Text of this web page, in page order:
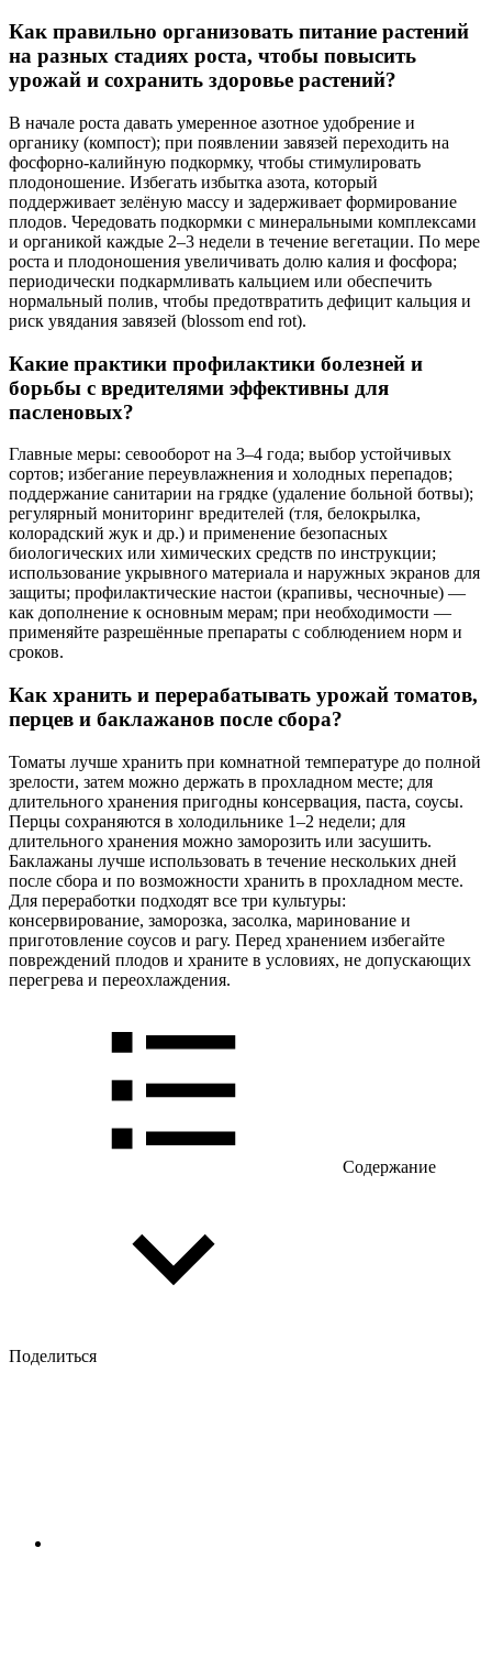
Как правильно организовать питание растений
на разных стадиях роста, чтобы повысить
урожай и сохранить здоровье растений?
В начале роста давать умеренное азотное удобрение и
органику (компост); при появлении завязей переходить на
фосфорно-калийную подкормку, чтобы стимулировать
плодоношение. Избегать избытка азота, который
поддерживает зелёную массу и задерживает формирование
плодов. Чередовать подкормки с минеральными комплексами
и органикой каждые 2–3 недели в течение вегетации. По мере
роста и плодоношения увеличивать долю калия и фосфора;
периодически подкармливать кальцием или обеспечить
нормальный полив, чтобы предотвратить дефицит кальция и
риск увядания завязей (blossom end rot).
Какие практики профилактики болезней и
борьбы с вредителями эффективны для
пасленовых?
Главные меры: севооборот на 3–4 года; выбор устойчивых
сортов; избегание переувлажнения и холодных перепадов;
поддержание санитарии на грядке (удаление больной ботвы);
регулярный мониторинг вредителей (тля, белокрылка,
колорадский жук и др.) и применение безопасных
биологических или химических средств по инструкции;
использование укрывного материала и наружных экранов для
защиты; профилактические настои (крапивы, чесночные) —
как дополнение к основным мерам; при необходимости —
применяйте разрешённые препараты с соблюдением норм и
сроков.
Как хранить и перерабатывать урожай томатов,
перцев и баклажанов после сбора?
Томаты лучше хранить при комнатной температуре до полной
зрелости, затем можно держать в прохладном месте; для
длительного хранения пригодны консервация, паста, соусы.
Перцы сохраняются в холодильнике 1–2 недели; для
длительного хранения можно заморозить или засушить.
Баклажаны лучше использовать в течение нескольких дней
после сбора и по возможности хранить в прохладном месте.
Для переработки подходят все три культуры:
консервирование, заморозка, засолка, маринование и
приготовление соусов и рагу. Перед хранением избегайте
повреждений плодов и храните в условиях, не допускающих
перегрева и переохлаждения.
Содержание
Поделиться